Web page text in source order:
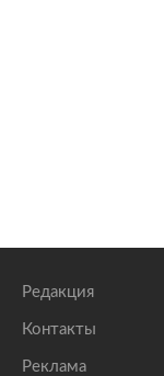
Редакция
Контакты
Реклама